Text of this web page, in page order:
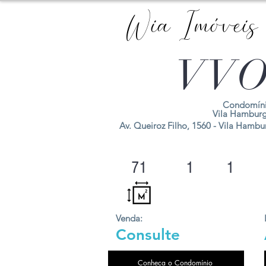
Wia Imóveis
Vila
71 1 1
Venda:
Av. Queiroz Filho, 1560 - Vila
Consulte
Conheça o Condomínio